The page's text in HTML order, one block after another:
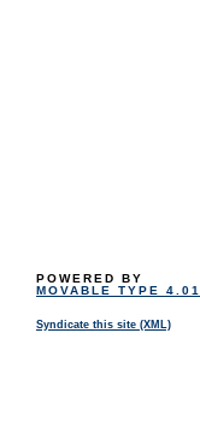
POWERED BY
MOVABLE TYPE 4.01
Syndicate this site (XML)